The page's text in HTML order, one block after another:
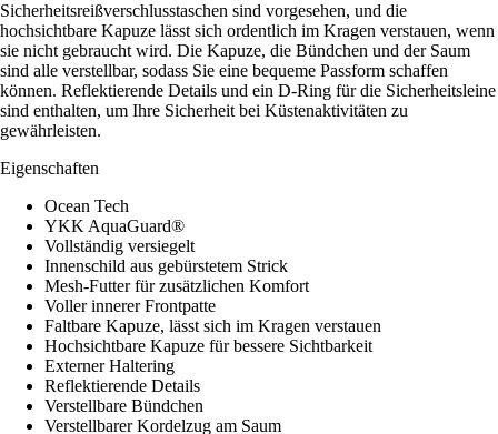
Sicherheitsreißverschlusstaschen sind vorgesehen, und die
hochsichtbare Kapuze lässt sich ordentlich im Kragen verstauen, wenn
sie nicht gebraucht wird. Die Kapuze, die Bündchen und der Saum
sind alle verstellbar, sodass Sie eine bequeme Passform schaffen
können. Reflektierende Details und ein D-Ring für die Sicherheitsleine
sind enthalten, um Ihre Sicherheit bei Küstenaktivitäten zu
gewährleisten.
Eigenschaften
Ocean Tech
YKK AquaGuard®
Vollständig versiegelt
Innenschild aus gebürstetem Strick
Mesh-Futter für zusätzlichen Komfort
Voller innerer Frontpatte
Faltbare Kapuze, lässt sich im Kragen verstauen
Hochsichtbare Kapuze für bessere Sichtbarkeit
Externer Haltering
Reflektierende Details
Verstellbare Bündchen
Verstellbarer Kordelzug am Saum